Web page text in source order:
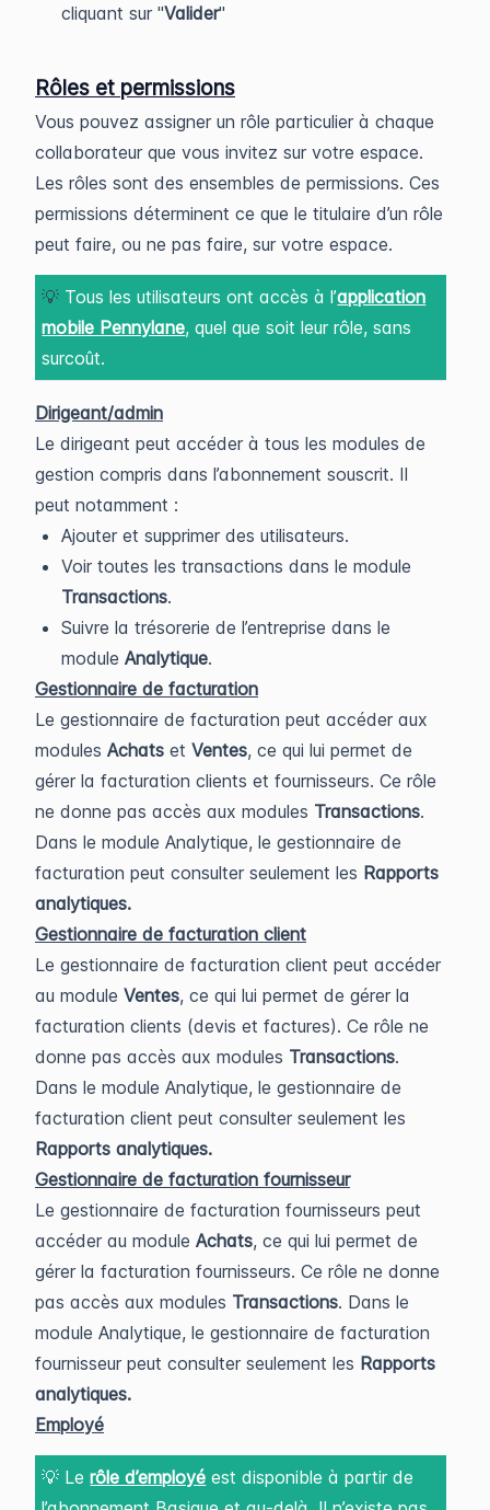
cliquant sur "Valider"
Rôles et permissions
Vous pouvez assigner un rôle particulier à chaque
collaborateur que vous invitez sur votre espace.
Les rôles sont des ensembles de permissions. Ces
permissions déterminent ce que le titulaire d’un rôle
peut faire, ou ne pas faire, sur votre espace.
💡 Tous les utilisateurs ont accès à l’application
mobile Pennylane, quel que soit leur rôle, sans
surcoût.
Dirigeant/admin
Le dirigeant peut accéder à tous les modules de
gestion compris dans l’abonnement souscrit. Il
peut notamment :
Ajouter et supprimer des utilisateurs.
Voir toutes les transactions dans le module
Transactions.
Suivre la trésorerie de l’entreprise dans le
module Analytique.
Gestionnaire de facturation
Le gestionnaire de facturation peut accéder aux
modules Achats et Ventes, ce qui lui permet de
gérer la facturation clients et fournisseurs. Ce rôle
ne donne pas accès aux modules Transactions.
Dans le module Analytique, le gestionnaire de
facturation peut consulter seulement les Rapports
analytiques.
Gestionnaire de facturation client
Le gestionnaire de facturation client peut accéder
au module Ventes, ce qui lui permet de gérer la
facturation clients (devis et factures). Ce rôle ne
donne pas accès aux modules Transactions.
Dans le module Analytique, le gestionnaire de
facturation client peut consulter seulement les
Rapports analytiques.
Gestionnaire de facturation fournisseur
Le gestionnaire de facturation fournisseurs peut
accéder au module Achats, ce qui lui permet de
gérer la facturation fournisseurs. Ce rôle ne donne
pas accès aux modules Transactions. Dans le
module Analytique, le gestionnaire de facturation
fournisseur peut consulter seulement les Rapports
analytiques.
Employé
💡 Lerôle d’employé est disponible à partir de